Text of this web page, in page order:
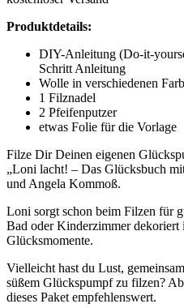
Produktdetails:
DIY-Anleitung (Do-it-
Schritt Anleitung
Wolle in verschiedenen
1 Filznadel
2 Pfeifenputzer
etwas Folie für die Vorlage
Filze Dir Deinen eigenen
„Loni lacht! – Das Glücksbuch
und Angela Kommoß.
Loni sorgt schon beim Filzen für
Bad oder Kinderzimmer dekoriert
Glücksmomente.
Vielleicht hast du Lust,
süßem Glückspumpf zu filzen?
dieses Paket empfehlenswert.